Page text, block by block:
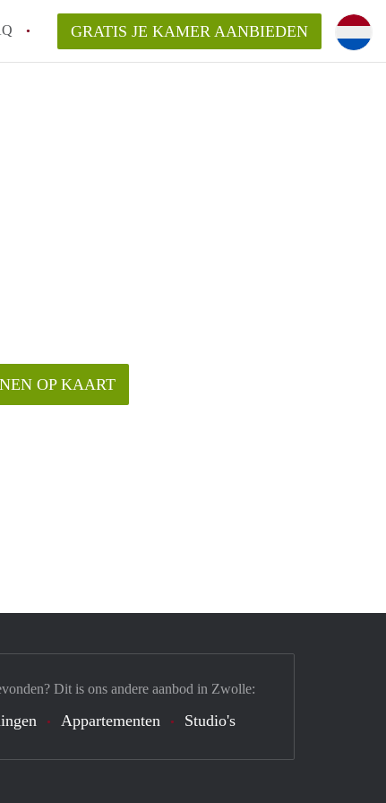
GRATIS JE KAMER AANBIEDEN
OP KAART
Dit is ons andere aanbod in Zwolle:
Appartementen Studio's